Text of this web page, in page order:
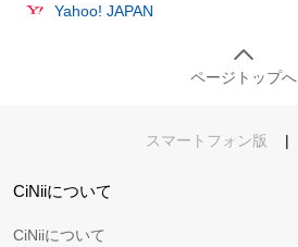
Yahoo! JAPAN
ページトップへ
スマートフォン版 |
CiNiiについて
CiNiiについて